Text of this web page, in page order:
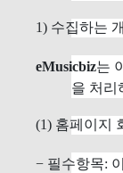
1) 수집하는
eMusicbiz는
을 처리
(1) 홈페이지
− 필수항목: